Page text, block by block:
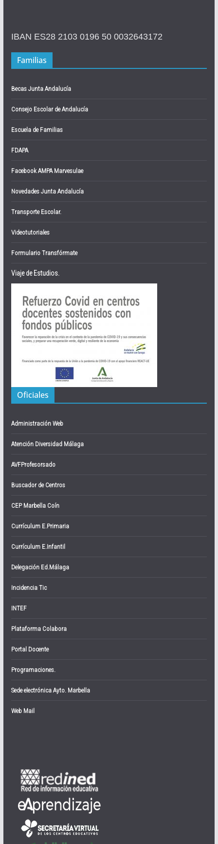
IBAN ES28 2103 0196 50 0032643172
Familias
Becas Junta Andalucía
Consejo Escolar de Andalucía
Escuela de Familias
FDAPA
Facebook AMPA Marvesulae
Novedades Junta Andalucía
Transporte Escolar.
Videotutoriales
Formulario Transfórmate
Viaje de Estudios.
Oficiales
Administración Web
Atención Diversidad Málaga
AVFProfesorsado
Buscador de Centros
CEP Marbella Coín
Currículum E.Primaria
Currículum E.Infantil
Delegación Ed.Málaga
Incidencia Tic
INTEF
Plataforma Colabora
Portal Docente
Programaciones.
Sede electrónica Ayto. Marbella
Web Mail